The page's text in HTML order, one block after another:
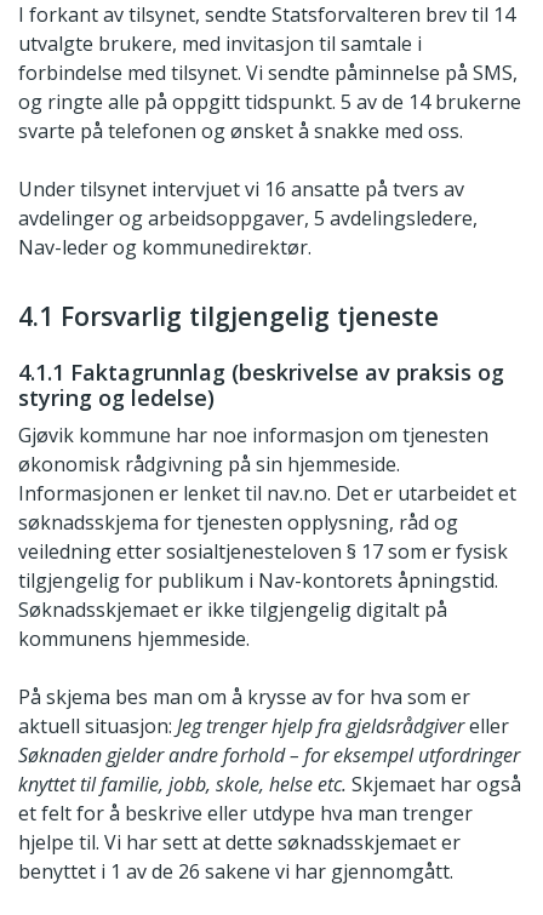
I forkant av tilsynet, sendte Statsforvalteren brev til 14
utvalgte brukere, med invitasjon til samtale i
forbindelse med tilsynet. Vi sendte påminnelse på SMS,
og ringte alle på oppgitt tidspunkt. 5 av de 14 brukerne
svarte på telefonen og ønsket å snakke med oss.
Under tilsynet intervjuet vi 16 ansatte på tvers av
avdelinger og arbeidsoppgaver, 5 avdelingsledere,
Nav-leder og kommunedirektør.
4.1 Forsvarlig tilgjengelig tjeneste
4.1.1 Faktagrunnlag (beskrivelse av praksis og
styring og ledelse)
Gjøvik kommune har noe informasjon om tjenesten
økonomisk rådgivning på sin hjemmeside.
Informasjonen er lenket til nav.no. Det er utarbeidet et
søknadsskjema for tjenesten opplysning, råd og
veiledning etter sosialtjenesteloven § 17 som er fysisk
tilgjengelig for publikum i Nav-kontorets åpningstid.
Søknadsskjemaet er ikke tilgjengelig digitalt på
kommunens hjemmeside.
På skjema bes man om å krysse av for hva som er
aktuell situasjon: Jeg trenger hjelp fra gjeldsrådgivereller
Søknaden gjelder andre forhold – for eksempel utfordringer
knyttet til familie, jobb, skole, helse etc. Skjemaet har også
et felt for å beskrive eller utdype hva man trenger
hjelpe til. Vi har sett at dette søknadsskjemaet er
benyttet i 1 av de 26 sakene vi har gjennomgått.